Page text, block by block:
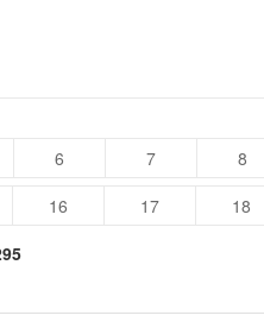
6 7
8
16 17
18